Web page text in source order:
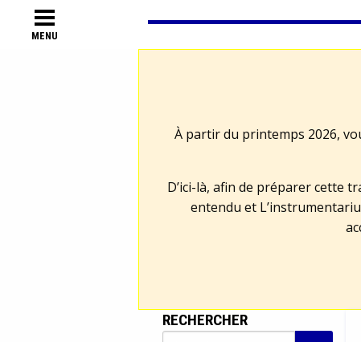
MENU
À partir du printemps 2026,
D’ici-là, afin de préparer cette
entendu et
RECHERCHER